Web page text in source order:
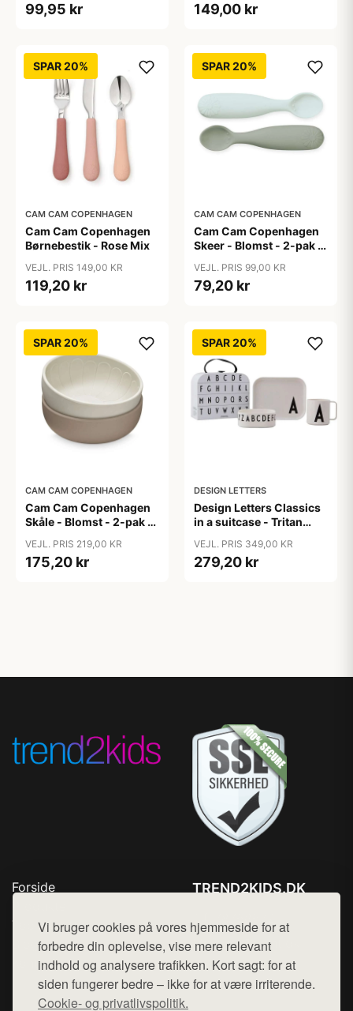
Vi bruger cookies på vores hjemmeside for at
forbedre din oplevelse, vise mere relevant
indhold og analysere trafikken. Kort sagt: for at
siden fungerer bedre – ikke for at være irriterende.
Cookie- og privatlivspolitik.
99,95 kr 149,00 kr
SPAR 20%
CAM CAM COPENHAGEN
Cam Cam Copenhagen
Børnebestik - Rose Mix
VEJL. PRIS 149,00 KR
119,20 kr
SPAR 20%
CAM CAM COPENHAGEN
Cam Cam Copenhagen
Skeer - Blomst - 2-pak -
VEJL. PRIS 99,00 KR
79,20 kr
SPAR 20%
CAM CAM COPENHAGEN
Cam Cam Copenhagen
Skåle - Blomst - 2-pak -
VEJL. PRIS 219,00 KR
175,20 kr
SPAR 20%
DESIGN LETTERS
Design Letters Classics
in a suitcase - Tritan
VEJL. PRIS 349,00 KR
279,20 kr
Forside
Top Rabatter
Blog
Kontakt
TREND2KIDS.DK
Mail: hej@want.dk
Cookie- og privatlivspolitik